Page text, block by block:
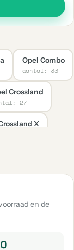
Opel Combo
aantal: 33
Crossland
27
X
en de